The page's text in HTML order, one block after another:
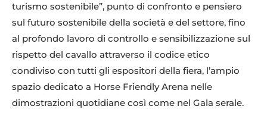
turismo sostenibile”, punto di confronto e pensiero
sul futuro sostenibile della società e del settore, fino
al profondo lavoro di controllo e sensibilizzazione sul
rispetto del cavallo attraverso il codice etico
condiviso con tutti gli espositori della fiera, l’ampio
spazio dedicato a Horse Friendly Arena nelle
dimostrazioni quotidiane così come nel Gala serale.